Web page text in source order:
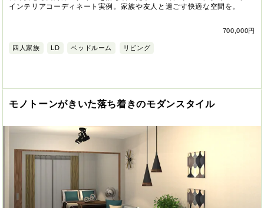
インテリアコーディネート実例。家族や友人と過ごす快適な空間を。
700,000円
四人家族 LD ベッドルーム リビング
モノトーンがきいた落ち着きのモダンスタイル